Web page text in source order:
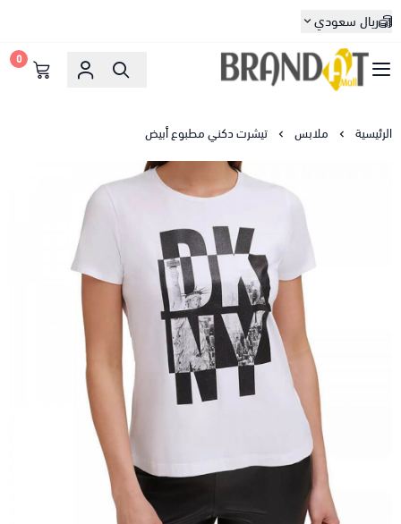
ريال سعودي
براندات مول
0
الرئيسية ملابس تيشرت دكني مطبوع أبيض